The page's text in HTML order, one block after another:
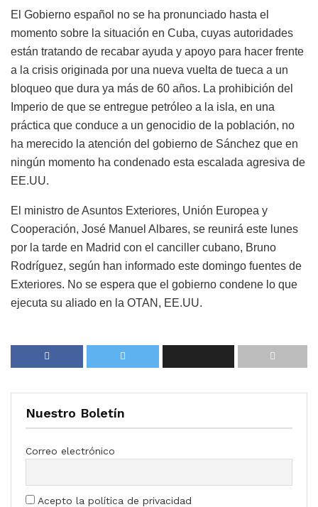
El Gobierno español no se ha pronunciado hasta el
momento sobre la situación en Cuba, cuyas autoridades
están tratando de recabar ayuda y apoyo para hacer frente
a la crisis originada por una nueva vuelta de tueca a un
bloqueo que dura ya más de 60 años. La prohibición del
Imperio de que se entregue petróleo a la isla, en una
práctica que conduce a un genocidio de la población, no
ha merecido la atención del gobierno de Sánchez que en
ningún momento ha condenado esta escalada agresiva de
EE.UU.
El ministro de Asuntos Exteriores, Unión Europea y
Cooperación, José Manuel Albares, se reunirá este lunes
por la tarde en Madrid con el canciller cubano, Bruno
Rodríguez, según han informado este domingo fuentes de
Exteriores. No se espera que el gobierno condene lo que
ejecuta su aliado en la OTAN, EE.UU.
Nuestro Boletín
Correo electrónico
Acepto la política de privacidad